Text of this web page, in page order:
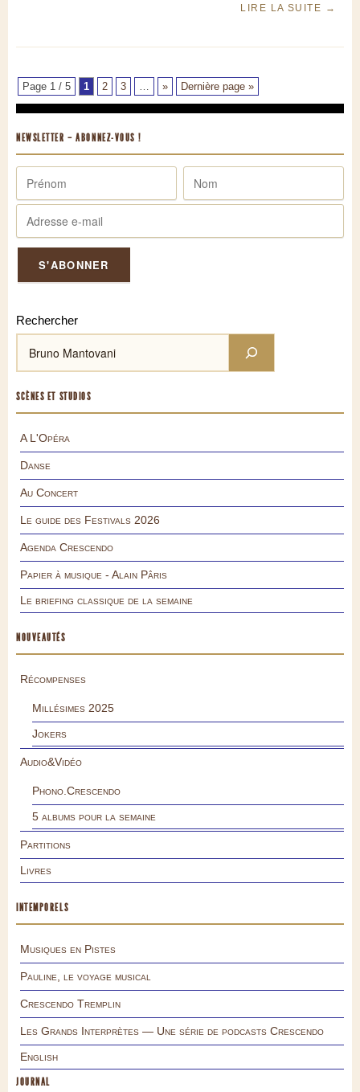
LIRE LA SUITE →
Page 1 / 5 1 2 3 » Dernière page »
NEWSLETTER – ABONNEZ-VOUS !
Rechercher
SCÈNES ET STUDIOS
A L'Opéra
Danse
Au Concert
Le guide des Festivals 2026
Agenda Crescendo
Papier à musique - Alain Pâris
Le briefing classique de la semaine
NOUVEAUTÉS
Récompenses
Millésimes 2025
Jokers
Audio&Vidéo
Phono.Crescendo
5 albums pour la semaine
Partitions
Livres
INTEMPORELS
Musiques en Pistes
Pauline, le voyage musical
Crescendo Tremplin
Les Grands Interprètes — Une série de podcasts Crescendo
English
JOURNAL